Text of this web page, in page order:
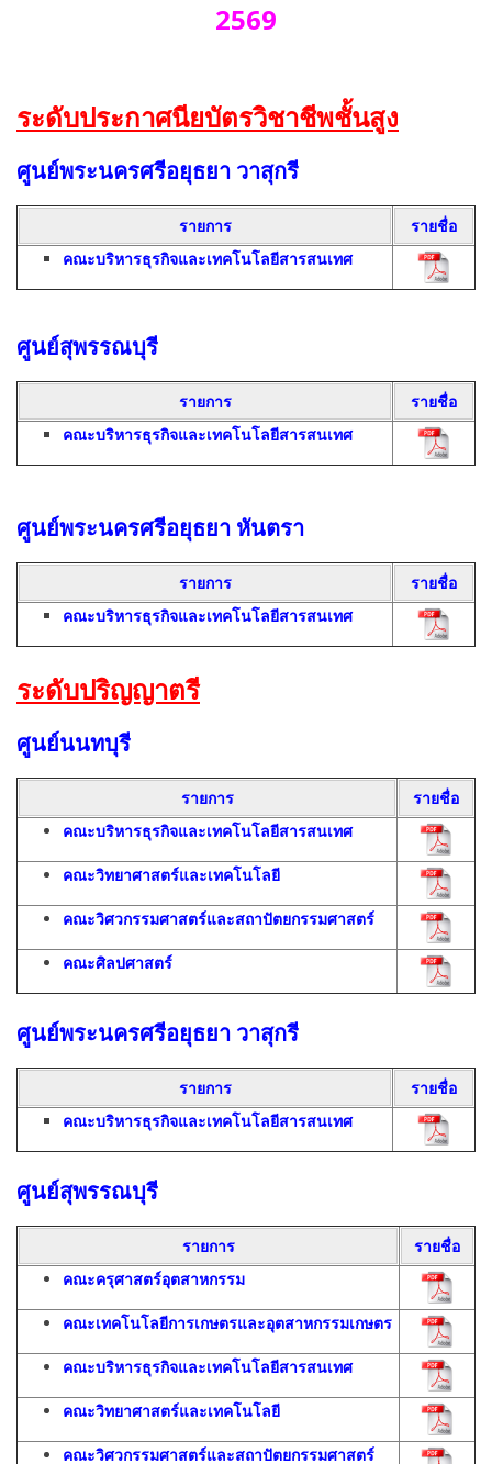
2569
ระดับประกาศนียบัตรวิชาชีพชั้นสูง
ศูนย์พระนครศรีอยุธยา วาสุกรี
รายการ
รายชื่อ
คณะบริหารธุรกิจและเทคโนโลยีสารสนเทศ
ศูนย์สุพรรณบุรี
รายการ
รายชื่อ
คณะบริหารธุรกิจและเทคโนโลยีสารสนเทศ
ศูนย์พระนครศรีอยุธยา หันตรา
รายการ
รายชื่อ
คณะบริหารธุรกิจและเทคโนโลยีสารสนเทศ
ระดับปริญญาตรี
ศูนย์นนทบุรี
รายการ
รายชื่อ
คณะบริหารธุรกิจและเทคโนโลยีสารสนเทศ
คณะวิทยาศาสตร์และเทคโนโลยี
คณะวิศวกรรมศาสตร์และสถาปัตยกรรมศาสตร์
คณะศิลปศาสตร์
ศูนย์พระนครศรีอยุธยา วาสุกรี
รายการ
รายชื่อ
คณะบริหารธุรกิจและเทคโนโลยีสารสนเทศ
ศูนย์สุพรรณบุรี
รายการ
รายชื่อ
คณะครุศาสตร์อุตสาหกรรม
คณะเทคโนโลยีการเกษตรและอุตสาหกรรมเกษตร
คณะบริหารธุรกิจและเทคโนโลยีสารสนเทศ
คณะวิทยาศาสตร์และเทคโนโลยี
คณะวิศวกรรมศาสตร์และสถาปัตยกรรมศาสตร์